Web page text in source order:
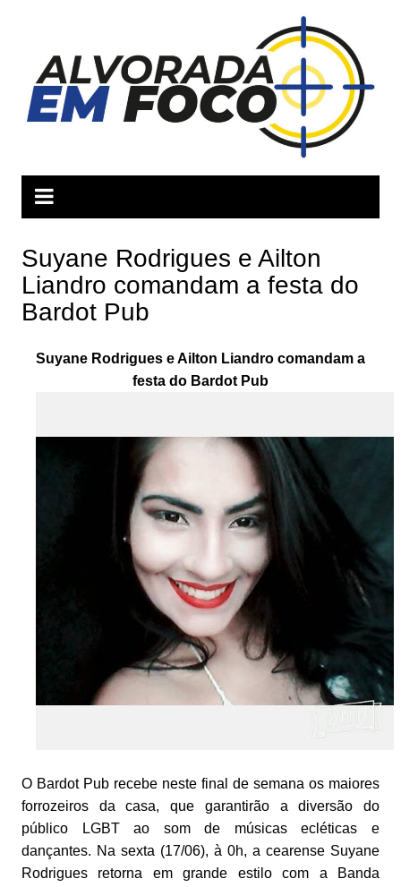
conteúdo
Suyane Rodrigues e Ailton
Liandro comandam a festa do
Bardot Pub
Suyane Rodrigues e Ailton Liandro comandam a
festa do Bardot Pub
O Bardot Pub recebe neste final de semana os maiores
forrozeiros da casa, que garantirão a diversão do
público LGBT ao som de músicas ecléticas e
dançantes. Na sexta (17/06), à 0h, a cearense Suyane
Rodrigues retorna em grande estilo com a Banda